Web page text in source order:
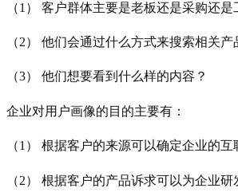
（1） 客户群体主要是老板还是采购还是
（2） 他们会通过什么方式来搜索相关产
（3） 他们想要看到什么样的内容？
企业对用户画像的目的主要有：
（1） 根据客户的来源可以确定企业的
（2） 根据客户的产品诉求可以为企业